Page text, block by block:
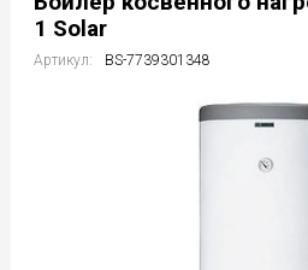
1 Solar
Артикул: BS-7739301348